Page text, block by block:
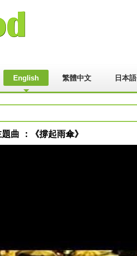
English 繁體中文 日本語
曲 ：《撐起雨傘》